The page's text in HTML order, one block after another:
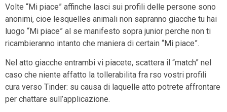
Volte “Mi piace” affinche lasci sui profili delle persone sono
anonimi, cioe lesquelles animali non sapranno giacche tu hai
luogo “Mi piace” al se manifesto sopra junior perche non ti
ricambieranno intanto che maniera di certain “Mi piace”.
Nel atto giacche entrambi vi piacete, scattera il “match” nel
caso che niente affatto la tollerabilita fra rso vostri profili
cura verso Tinder: su causa di laquelle atto potrete affrontare
per chattare sull’applicazione.